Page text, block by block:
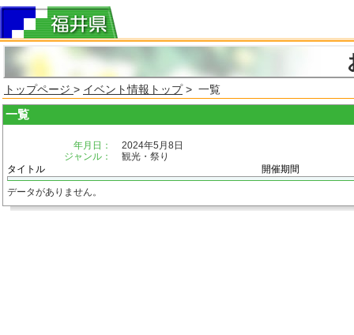
トップページ > イベント情報トップ> 一覧
一覧
年月日：
2024年5月8日
ジャンル：
観光・祭り
タイトル
開催期間
データがありません。